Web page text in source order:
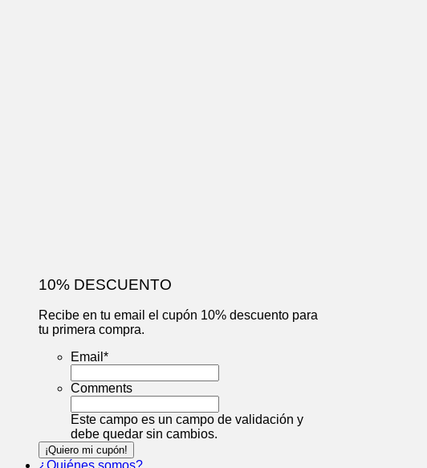
10% DESCUENTO
Recibe en tu email el cupón 10% descuento para
tu primera compra.
Email *
Comments
Este campo es un campo de validación y
debe quedar sin cambios.